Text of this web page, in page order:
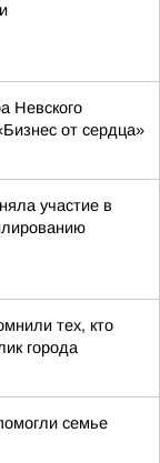
Невского
от сердца»
участие в
тех, кто
города
семье